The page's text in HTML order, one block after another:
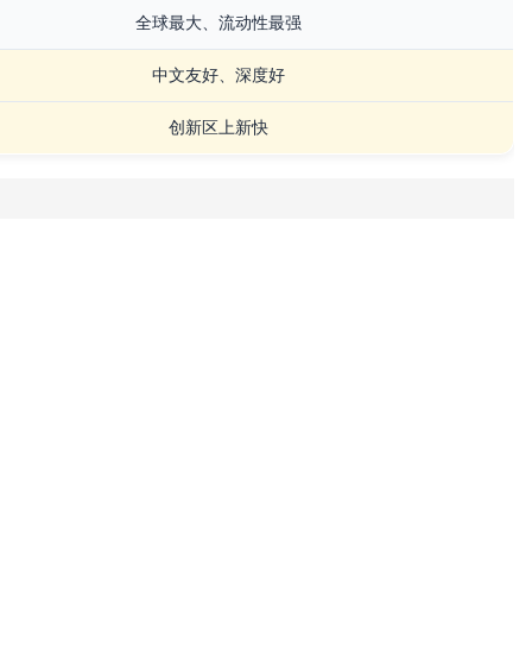
全球最大、流动性最强
中文友好、深度好
创新区上新快